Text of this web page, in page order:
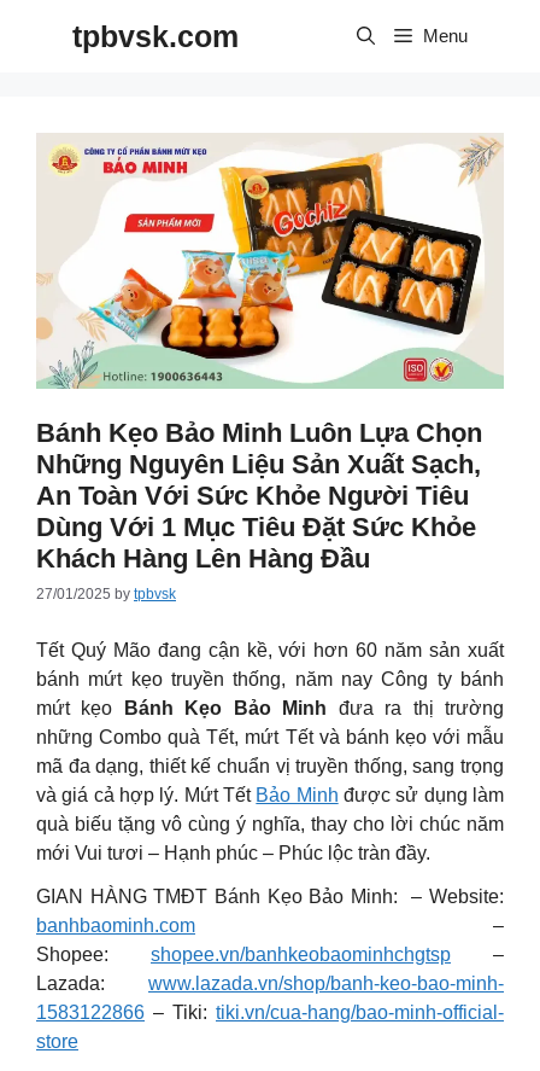
tpbvsk.com Menu
Bánh Kẹo Bảo Minh Luôn Lựa Chọn
Những Nguyên Liệu Sản Xuất Sạch,
An Toàn Với Sức Khỏe Người Tiêu
Dùng Với 1 Mục Tiêu Đặt Sức Khỏe
Khách Hàng Lên Hàng Đầu
27/01/2025 by tpbvsk
Tết Quý Mão đang cận kề, với hơn 60 năm sản xuất
bánh mứt kẹo truyền thống, năm nay Công ty bánh
mứt kẹo
Bánh Kẹo Bảo Minh đưa ra thị trường
những Combo quà Tết, mứt Tết và bánh kẹo với mẫu
mã đa dạng, thiết kế chuẩn vị truyền thống, sang trọng
và giá cả hợp lý. Mứt Tết Bảo Minh được sử dụng làm
quà biếu tặng vô cùng ý nghĩa, thay cho lời chúc năm
mới Vui tươi – Hạnh phúc – Phúc lộc tràn đầy.
GIAN HÀNG TMĐT Bánh Kẹo Bảo Minh: – Website:
banhbaominh.com –
Shopee: shopee.vn/banhkeobaominhchgtsp –
Lazada: www.lazada.vn/shop/banh-keo-bao-minh-
1583122866 – Tiki: tiki.vn/cua-hang/bao-minh-official-
store